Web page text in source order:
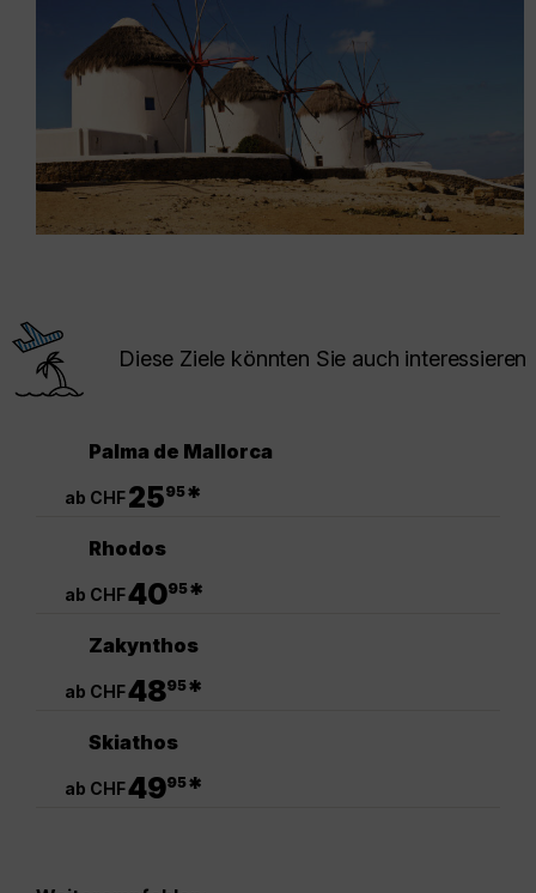
Diese Ziele könnten Sie auch interessieren
Palma de Mallorca
ab CHF2595*
Rhodos
ab CHF4095*
Zakynthos
ab CHF4895*
Skiathos
ab CHF4995*